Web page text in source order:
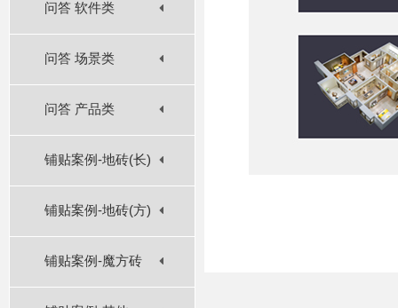
问答 软件类
问答 场景类
问答 产品类
铺贴案例-地砖(长)
铺贴案例-地砖(方)
铺贴案例-魔方砖